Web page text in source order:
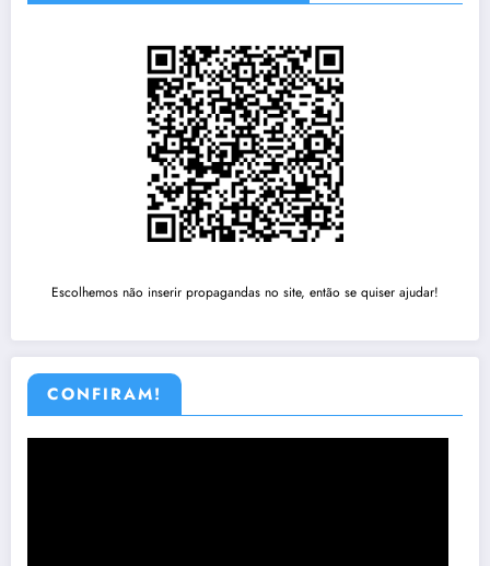
Escolhemos não inserir propagandas no site, então se quiser ajudar!
CONFIRAM!